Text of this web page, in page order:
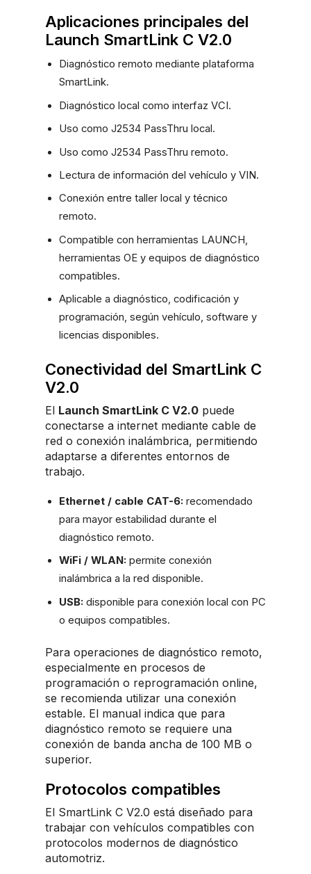
Aplicaciones principales del
Launch SmartLink C V2.0
Diagnóstico remoto mediante plataforma
SmartLink.
Diagnóstico local como interfaz VCI.
Uso como J2534 PassThru local.
Uso como J2534 PassThru remoto.
Lectura de información del vehículo y VIN.
Conexión entre taller local y técnico
remoto.
Compatible con herramientas LAUNCH,
herramientas OE y equipos de diagnóstico
compatibles.
Aplicable a diagnóstico, codificación y
programación, según vehículo, software y
licencias disponibles.
Conectividad del SmartLink C
V2.0
El Launch SmartLink C V2.0 puede
conectarse a internet mediante cable de
red o conexión inalámbrica, permitiendo
adaptarse a diferentes entornos de
trabajo.
Ethernet / cable CAT-6: recomendado
para mayor estabilidad durante el
diagnóstico remoto.
WiFi / WLAN: permite conexión
inalámbrica a la red disponible.
USB: disponible para conexión local con PC
o equipos compatibles.
Para operaciones de diagnóstico remoto,
especialmente en procesos de
programación o reprogramación online,
se recomienda utilizar una conexión
estable. El manual indica que para
diagnóstico remoto se requiere una
conexión de banda ancha de 100 MB o
superior.
Protocolos compatibles
El SmartLink C V2.0 está diseñado para
trabajar con vehículos compatibles con
protocolos modernos de diagnóstico
automotriz.